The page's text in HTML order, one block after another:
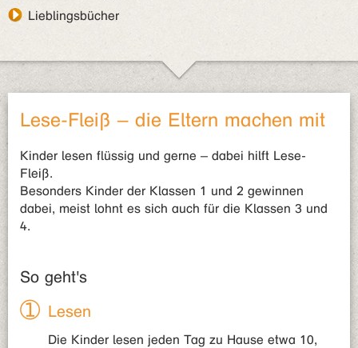
Lieblingsbücher
Lese-Fleiß – die Eltern machen mit
Kinder lesen flüssig und gerne – dabei hilft Lese-
Fleiß.
Besonders Kinder der Klassen 1 und 2 gewinnen
dabei, meist lohnt es sich auch für die Klassen 3 und
4.
So geht's
Lesen
Die Kinder lesen jeden Tag zu Hause etwa 10,